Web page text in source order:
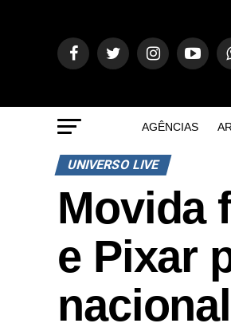
AGÊNCIAS
UNIVERSO LIVE
Movida
e Pixar